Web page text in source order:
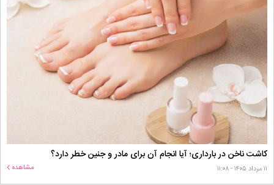
کاشت ناخن در بارداری؛ آیا انجام آن برای مادر و جنین خطر دارد؟
۱۱ مرداد ۱۴۰۵ - ۱۱:۰۸ مشاهده